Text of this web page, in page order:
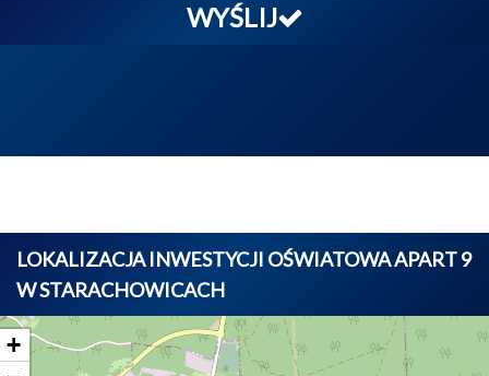
WYŚLIJ
LOKALIZACJA INWESTYCJI OŚWIATOWA APART 9
W STARACHOWICACH
+